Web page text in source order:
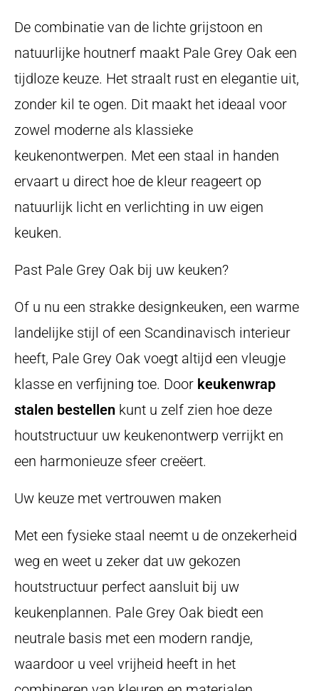
De combinatie van de lichte grijstoon en
natuurlijke houtnerf maakt Pale Grey Oak een
tijdloze keuze. Het straalt rust en elegantie uit,
zonder kil te ogen. Dit maakt het ideaal voor
zowel moderne als klassieke
keukenontwerpen. Met een staal in handen
ervaart u direct hoe de kleur reageert op
natuurlijk licht en verlichting in uw eigen
keuken.
Past Pale Grey Oak bij uw keuken?
Of u nu een strakke designkeuken, een warme
landelijke stijl of een Scandinavisch interieur
heeft, Pale Grey Oak voegt altijd een vleugje
klasse en verfijning toe. Door keukenwrap
stalen bestellen kunt u zelf zien hoe deze
houtstructuur uw keukenontwerp verrijkt en
een harmonieuze sfeer creëert.
Uw keuze met vertrouwen maken
Met een fysieke staal neemt u de onzekerheid
weg en weet u zeker dat uw gekozen
houtstructuur perfect aansluit bij uw
keukenplannen. Pale Grey Oak biedt een
neutrale basis met een modern randje,
waardoor u veel vrijheid heeft in het